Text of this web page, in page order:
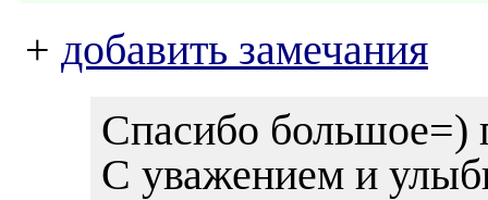
+ добавить замечания
Спасибо большое=)
С уважением и